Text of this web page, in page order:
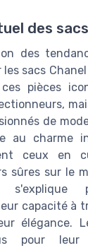
des
des
sacs
pièces
de
au charme
ceux en
sûres sur le
capacité à
élégance.
pour leur